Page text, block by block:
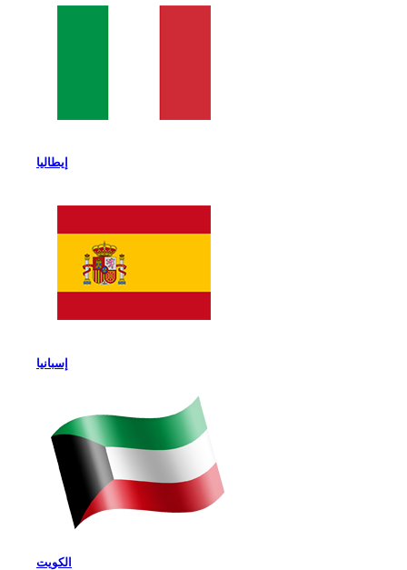
إيطاليا
إسبانيا
الكويت